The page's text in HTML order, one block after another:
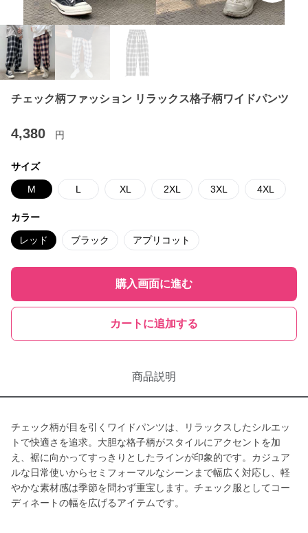
チェック柄ファッション リラックス格子柄ワイドパンツ
4,380 円
サイズ
M L XL 2XL 3XL 4XL
カラー
レッド ブラック アプリコット
購入画面に進む
カートに追加する
商品説明
チェック柄が目を引くワイドパンツは、リラックスしたシルエッ
トで快適さを追求。大胆な格子柄がスタイルにアクセントを加
え、裾に向かってすっきりとしたラインが印象的です。カジュア
ルな日常使いからセミフォーマルなシーンまで幅広く対応し、軽
やかな素材感は季節を問わず重宝します。チェック服としてコー
ディネートの幅を広げるアイテムです。